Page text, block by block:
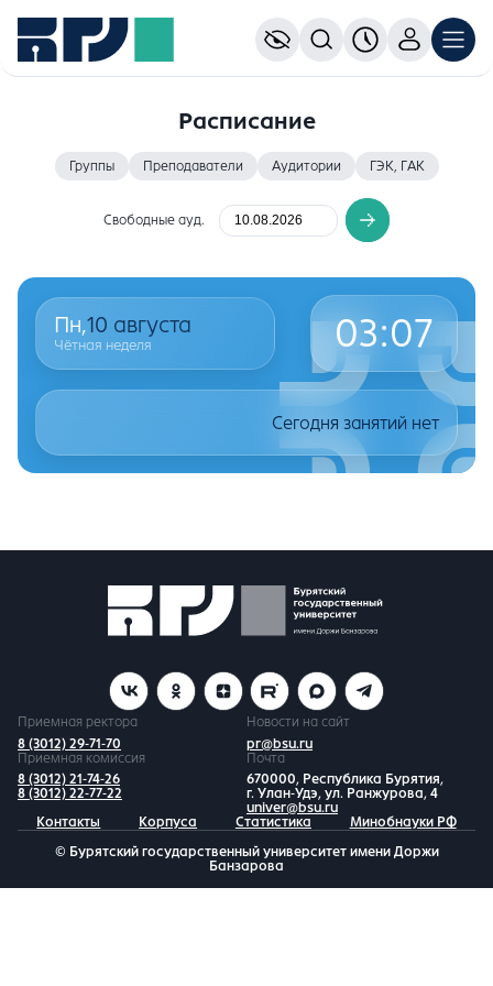
Расписание
Группы Преподаватели Аудитории ГЭК, ГАК
Свободные ауд.
Пн,10 августа
Чётная неделя 03:07
Сегодня занятий нет
Приемная ректора
8 (3012) 29-71-70
Новости на сайт
pr@bsu.ru
Приемная комиссия
8 (3012) 21-74-26
8 (3012) 22-77-22
Почта
670000, Республика Бурятия,
г. Улан-Удэ, ул. Ранжурова, 4
univer@bsu.ru
Контакты
Корпуса Статистика Минобнауки РФ
© Бурятский государственный университет имени Доржи
Банзарова